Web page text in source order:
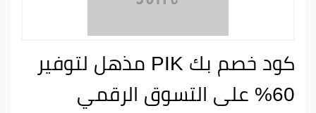
كود خصم بك PIK مذهل لتوفير
60% على التسوق الرقمي